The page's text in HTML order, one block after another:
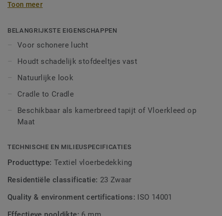
deuren wordt sterk verminderd door DESSO AirMaster® for
tot de volgende stofzuigerbeurt! DESSO AirMaster® for
home is ontworpen naar de nieuwste in Home Decoration.
uitstraling. Het tijdloze kleurenpalet zoals zand, kiezel,
hout en olijf versterkt het natuurlijke karakter van dit tapijt.
Toon meer
BELANGRIJKSTE EIGENSCHAPPEN
Voor schonere lucht
Houdt schadelijk stofdeeltjes vast
Natuurlijke look
Cradle to Cradle
Beschikbaar als kamerbreed tapijt of Vloerkleed op
Maat
TECHNISCHE EN MILIEUSPECIFICATIES
Producttype: Textiel vloerbedekking
Residentiële classificatie: 23 Zwaar
Quality & environment certifications: ISO 14001